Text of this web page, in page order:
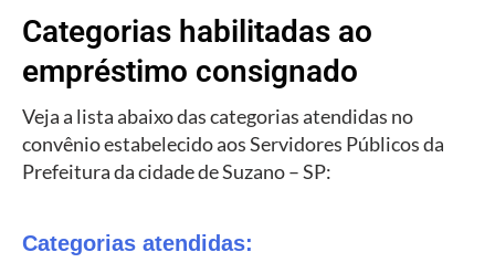
Categorias habilitadas ao
empréstimo consignado
Veja a lista abaixo das categorias atendidas no
convênio estabelecido aos Servidores Públicos da
Prefeitura da cidade de Suzano – SP:
Categorias atendidas: